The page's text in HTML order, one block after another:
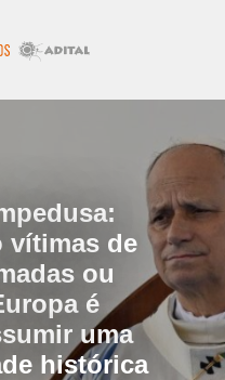
vítimas de
ou
é
uma
histórica